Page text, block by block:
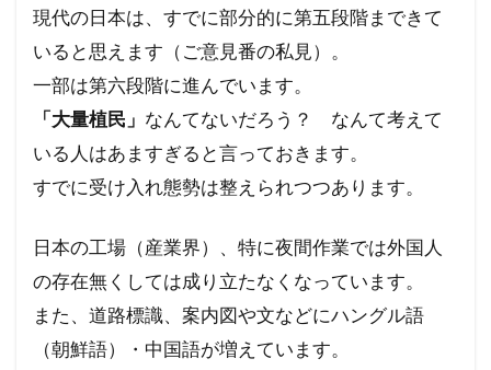
現代の日本は、すでに部分的に第五段階まできて
いると思えます（ご意見番の私見）。
一部は第六段階に進んでいます。
「大量植民」 なんてないだろう？ なんて考えて
いる人はあますぎると言っておきます。
すでに受け入れ態勢は整えられつつあります。
日本の工場（産業界）、特に夜間作業では外国人
の存在無くしては成り立たなくなっています。
また、道路標識、案内図や文などにハングル語
（朝鮮語）・中国語が増えています。
マインドコントロール
ポツダム宣言
ボヘミアン・クラブ
ボトックス
ホルコン特許
ホルコン攻略法
フランス革命
ペット
ヘルシンキ宣言
フリーメーソンリー
フリーメーソン
フリーメイソン
ｍRNAワクチン
検索